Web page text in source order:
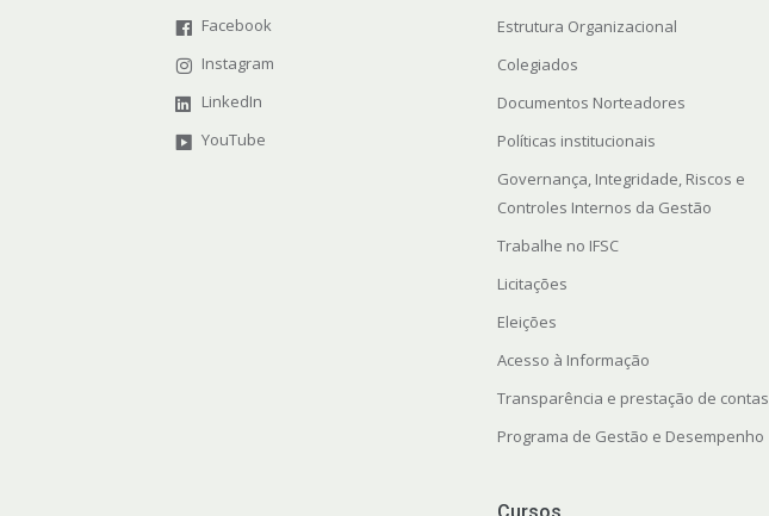
Facebook
Instagram
LinkedIn
YouTube
Estrutura Organizacional
Colegiados
Documentos Norteadores
Políticas institucionais
Governança, Integridade, Riscos e
Controles Internos da Gestão
Trabalhe no IFSC
Licitações
Eleições
Acesso à Informação
Transparência e prestação de contas
Programa de Gestão e Desempenho